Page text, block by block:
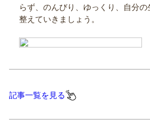
らず、のんびり、ゆっくり、自分
整えていきましょう。
記事一覧を見る